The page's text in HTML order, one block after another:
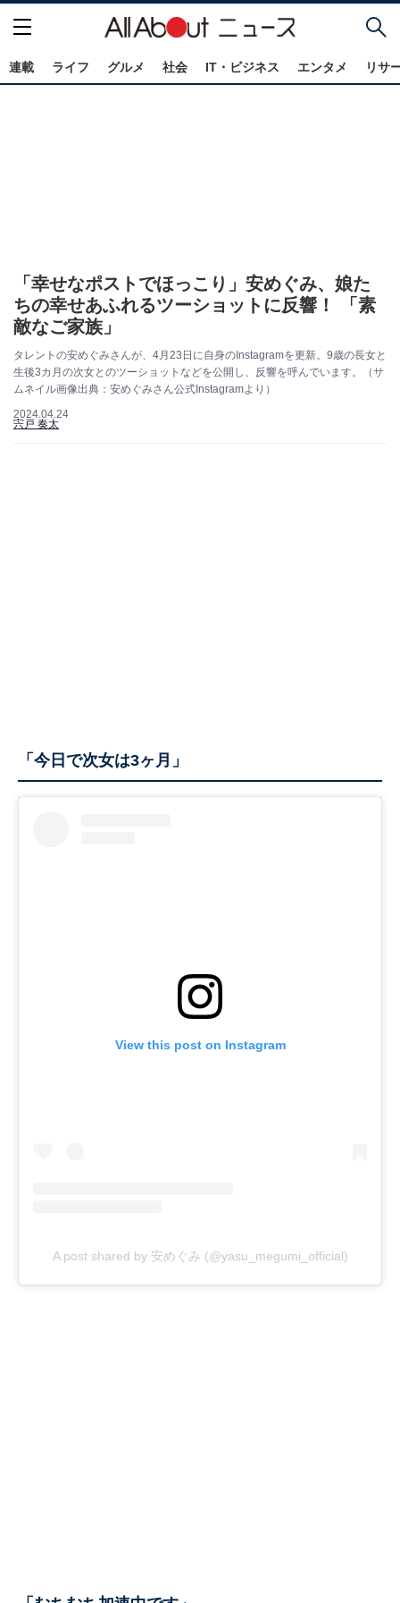
連載 ライフ グルメ 社会 IT・ビジネス エンタメ リサ
「幸せなポストでほっこり」安めぐみ、娘た
ちの幸せあふれるツーショットに反響！ 「素
敵なご家族」
タレントの安めぐみさんが、4月23日に自身のInstagramを更新。9歳の長女と
生後3カ月の次女とのツーショットなどを公開し、反響を呼んでいます。（サ
ムネイル画像出典：安めぐみさん公式Instagramより）
2024.04.24
宍戸 奏太
「今日で次女は3ヶ月」
View this post on Instagram
A post shared by 安めぐみ (@yasu_megumi_official)